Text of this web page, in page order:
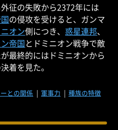
征の失敗から2372年には
の侵攻を受けると、ガンマ
オン側につき、 惑星連邦、
帝国と ドミニオン戦争で敵
最終的にはドミニオンから
着を見た。
との関係 | 軍事力 | 種族の特徴